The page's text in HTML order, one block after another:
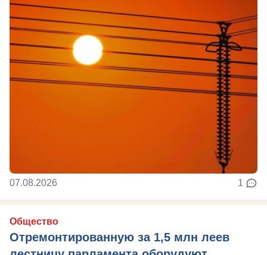
07.08.2026 1
Общество
Отремонтированную за 1,5 млн леев